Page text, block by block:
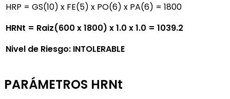
HRP = GS(10) x FE(5) x PO(6) x PA(6) = 1800
HRNt = Raiz(600 x 1800) x 1.0 x 1.0 = 1039.2
Nivel de Riesgo: INTOLERABLE
PARÁMETROS HRNt